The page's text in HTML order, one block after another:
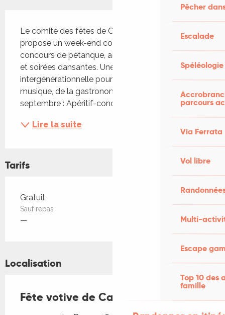
Pêcher
Escalade
Spéléologie
parcours
Via Ferrata
Vol libre
Multi-
Escape
Top 10 des
famille
Le comité des fêtes de Capdenac-le-Haut vous
propose un week-end convivial avec concerts,
concours de pétanque, animations pour enfants
et soirées dansantes. Une fête
intergénérationnelle pour se retrouver autour de la
musique, de la gastronomie et du jeu. Vendredi 26
septembre : Apéritif-concert...
Lire la suite
Tarifs
Tarifs 2026
Gratuit
Sauf repas
—
Localisation
Fête votive de Capdenac-le-Haut